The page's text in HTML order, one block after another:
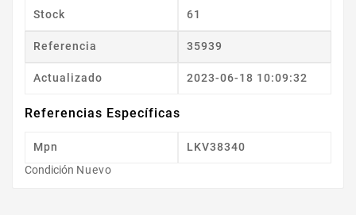
Stock 61
Referencia 35939
Actualizado 2023-06-18 10:09:32
Referencias Específicas
Mpn
LKV38340
Condición Nuevo